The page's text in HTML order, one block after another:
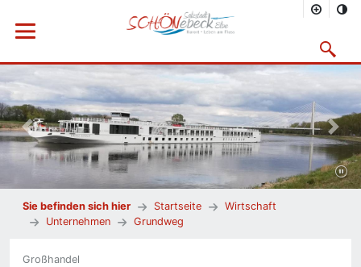
Menü öffnen
Vorheriges Bild
Sie befinden sich hier Startseite
Wirtschaft
Unternehmen
Grundweg
Großhandel